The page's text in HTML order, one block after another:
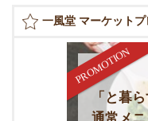
一風堂 マーケット
「と暮